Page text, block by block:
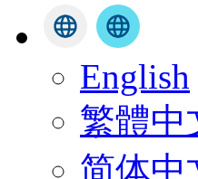
English
繁體中
简体中